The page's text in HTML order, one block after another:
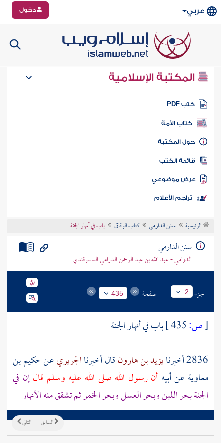
عربي دخول
المكتبة الإسلامية
كتب PDF
كتاب الأمة
المكتبة
الكتب
موضوعي
تراجم الأعلام
الرئيسية سنن الدارمي كتاب الرقاق باب في أنهار الجنة
سنن الدارمي
الدرامي - عبد الله بن عبد الرحمن الدرامي السمرقندي
جزء 2 صفحة 435
[ص:
باب في أنهار الجنة
2836 أخبرنا
يزيد بن هارونقال أخبرناالجريريعنحكيم بن
معاوية عنأبيه أن رسول الله صلى الله عليه وسلم قالإن في
الجنة بحر اللبن وبحر العسل وبحر الخمر ثم تشقق منه الأنهار
التالي السابق